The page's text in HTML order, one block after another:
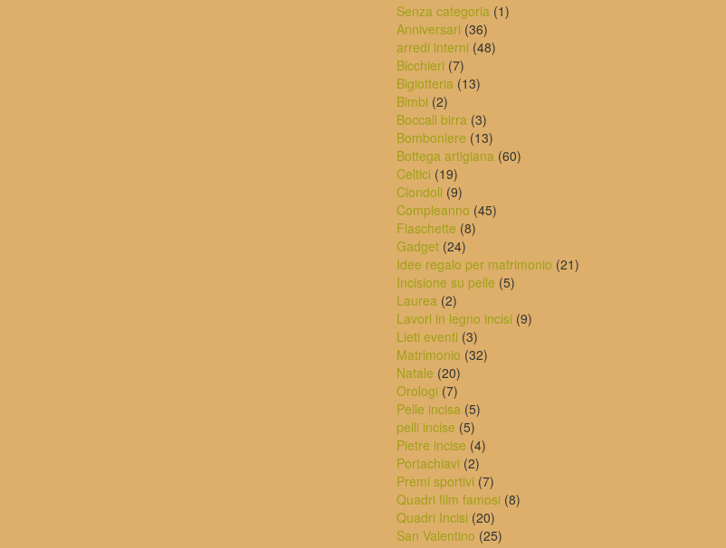
Senza categoria 11
Anniversari 3636
prodotti
arredi interni 4848
Bicchieri 77
prodotti
Bigiotteria 1313
Bimbi 22
prodotti
Boccali birra 33
prodotti
Bomboniere 1313
prodotti
Bottega artigiana 6060
Celtici 1919
prodotti
Ciondoli 99
prodotti
Compleanno 4545
Fiaschette 88
Gadget 2424
prodotti
Idee regalo per matrimonio 2121
Incisione su pelle 55
Laurea 22
prodotti
Lavori in legno incisi 99
Lieti eventi 33
prodotti
Matrimonio 3232
Natale 2020
prodotti
Orologi 77
prodotti
Pelle incisa 55
pelli incise 55
prodotti
Pietre incise 44
Portachiavi 22
prodotti
Premi sportivi 77
prodotti
Quadri film famosi 88
Quadri Incisi 2020
prodotti
San Valentino 2525